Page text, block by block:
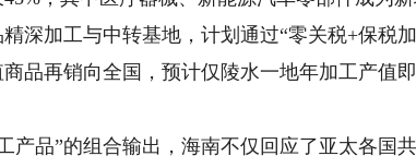
深加工与中转基地，计划通过“零关税+保税
品再销向全国，预计仅陵水一地年加工产值
品”的组合输出，海南不仅回应了亚太各国